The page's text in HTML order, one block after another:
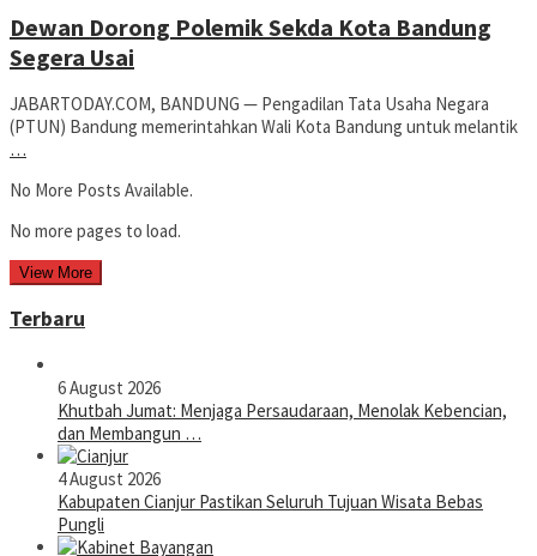
Dewan Dorong Polemik Sekda Kota Bandung
Segera Usai
JABARTODAY.COM, BANDUNG — Pengadilan Tata Usaha Negara
(PTUN) Bandung memerintahkan Wali Kota Bandung untuk melantik
…
No More Posts Available.
No more pages to load.
View More
Terbaru
6 August 2026
Khutbah Jumat: Menjaga Persaudaraan, Menolak Kebencian,
dan Membangun …
4 August 2026
Kabupaten Cianjur Pastikan Seluruh Tujuan Wisata Bebas
Pungli